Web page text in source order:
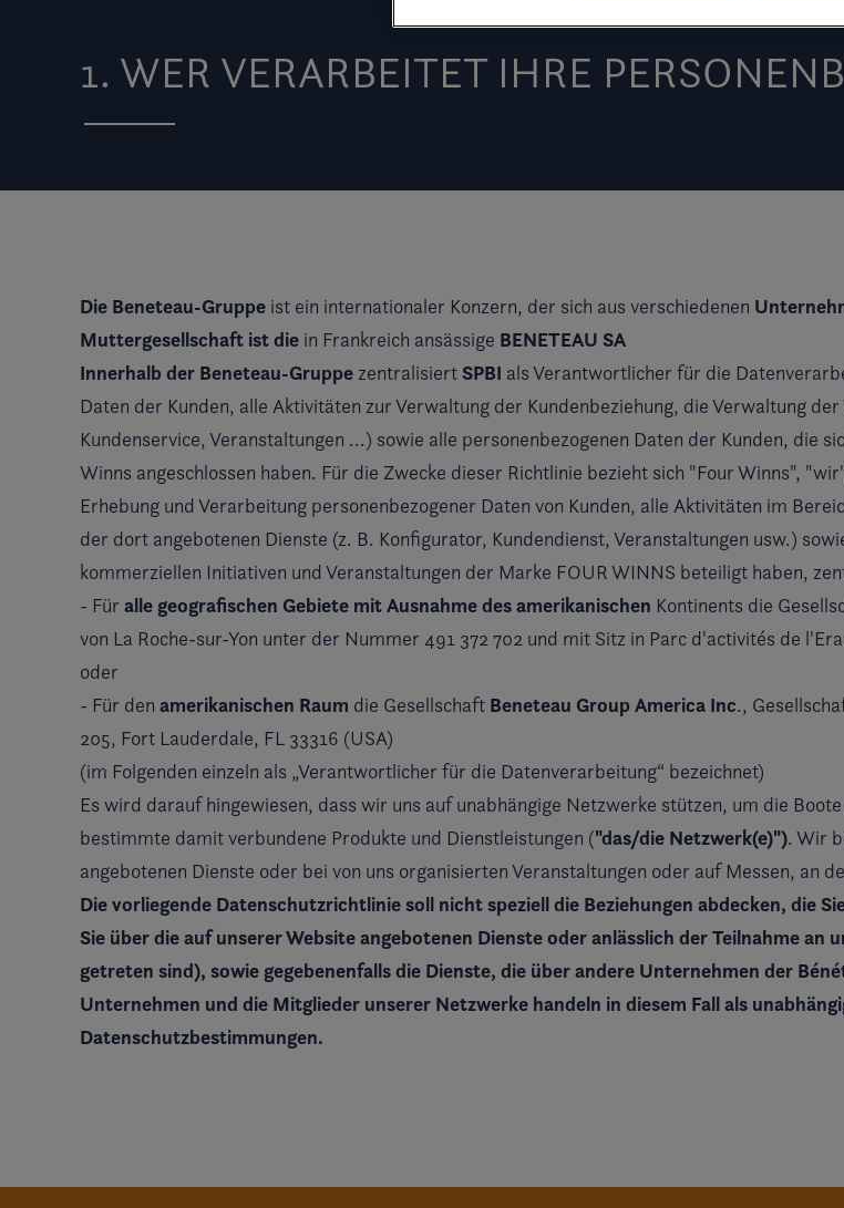
1. WER VERARBEITET IHRE
Die Beneteau-Gruppe ist ein internationaler Konzern, der sich aus verschiedenen
Muttergesellschaft ist die in Frankreich ansässige BENETEAU SA
Innerhalb der Beneteau-Gruppe zentralisiert SPBI als Verantwortlicher für die
Daten der Kunden, alle Aktivitäten zur Verwaltung der Kundenbeziehung, die Verwaltung
Kundenservice, Veranstaltungen ...) sowie alle personenbezogenen Daten der Kunden, die
Winns angeschlossen haben. Für die Zwecke dieser Richtlinie bezieht sich "Four Winns",
Erhebung und Verarbeitung personenbezogener Daten von Kunden, alle Aktivitäten im
der dort angebotenen Dienste (z. B. Konfigurator, Kundendienst, Veranstaltungen usw.)
kommerziellen Initiativen und Veranstaltungen der Marke FOUR WINNS beteiligt haben,
- Für alle geografischen Gebiete mit Ausnahme des amerikanischen Kontinents die
von La Roche-sur-Yon unter der Nummer 491 372 702 und mit Sitz in Parc d'activités de
oder
- Für den amerikanischen Raum die Gesellschaft Beneteau Group America Inc.,
205, Fort Lauderdale, FL 33316 (USA)
(im Folgenden einzeln als „Verantwortlicher für die Datenverarbeitung“ bezeichnet)
Es wird darauf hingewiesen, dass wir uns auf unabhängige Netzwerke stützen, um die
bestimmte damit verbundene Produkte und Dienstleistungen ("das/die Netzwerk(e)"). Wir
angebotenen Dienste oder bei von uns organisierten Veranstaltungen oder auf Messen, an
Die vorliegende Datenschutzrichtlinie soll nicht speziell die Beziehungen abdecken, die
Sie über die auf unserer Website angebotenen Dienste oder anlässlich der Teilnahme
getreten sind), sowie gegebenenfalls die Dienste, die über andere Unternehmen der
Unternehmen und die Mitglieder unserer Netzwerke handeln in diesem Fall als
Datenschutzbestimmungen.